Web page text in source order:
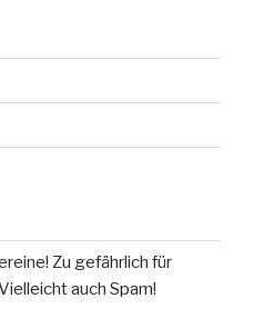
Zu gefährlich für
auch Spam!